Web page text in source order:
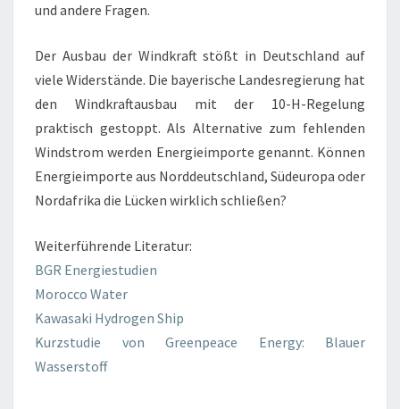
und andere Fragen.
Der Ausbau der Windkraft stößt in Deutschland auf
viele Widerstände. Die bayerische Landesregierung hat
den Windkraftausbau mit der 10-H-Regelung
praktisch gestoppt. Als Alternative zum fehlenden
Windstrom werden Energieimporte genannt. Können
Energieimporte aus Norddeutschland, Südeuropa oder
Nordafrika die Lücken wirklich schließen?
Weiterführende Literatur:
BGR Energiestudien
Morocco Water
Kawasaki Hydrogen Ship
Kurzstudie von Greenpeace Energy: Blauer
Wasserstoff